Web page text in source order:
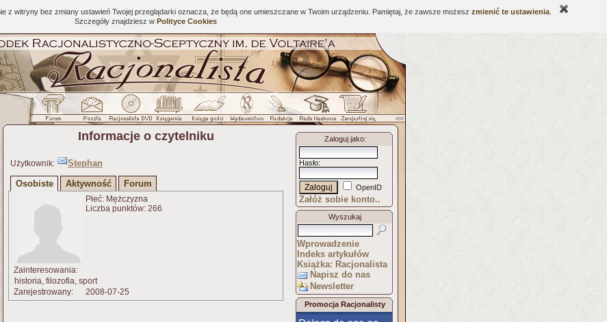
witryny bez zmiany ustawień Twojej przeglądarki oznacza, że będą one umieszczane w Twoim urządzeniu. Pamiętaj, że zawsze możesz zmienić te ustawienia
Szczegóły znajdziesz w Polityce Cookies
Informacje o czytelniku
Użytkownik:
Stephan
Osobiste
Aktywność Forum
Płeć: Mężczyzna
Liczba punktów: 266
Zainteresowania:
historia, filozofia, sport
Zarejestrowany:
2008-07-25
Zaloguj jako:
Hasło:
OpenID
Załóż sobie konto..
Wyszukaj
Wprowadzenie
Indeks artykułów
Książka: Racjonalista
Napisz do nas
Newsletter
Promocja Racjonalisty